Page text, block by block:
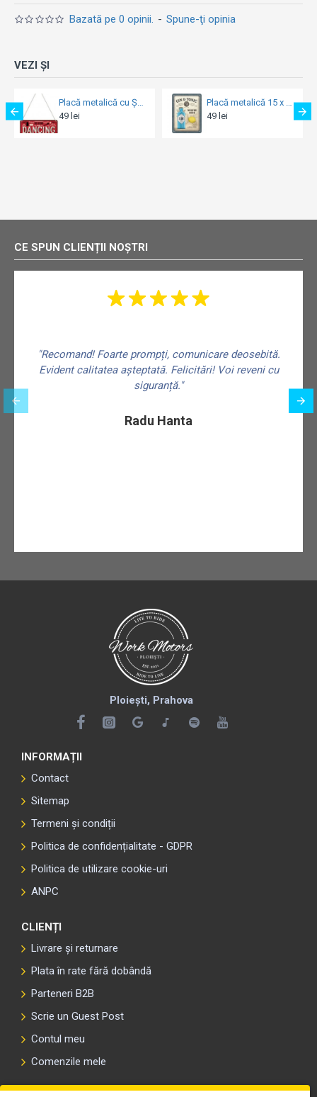
Bazată pe 0 opinii. - Spune-ţi opinia
VEZI ȘI
Placă metalică cu Șnur 10 x 20 - Kellogg'S - This Kitchen Is For Dancing
49 lei
Placă metalică 15 x 20 - Gin n Tonic Served Here - Gin Tonic Servit Aici
49 lei
CE SPUN CLIENȚII NOȘTRI
"Recomand! Foarte prompți, comunicare deosebită.
Evident calitatea așteptată. Felicitări! Voi reveni cu
siguranță."
Radu Hanta
Ploiești, Prahova
INFORMAȚII
Contact
Sitemap
Termeni și condiții
Politica de confidențialitate - GDPR
Politica de utilizare cookie-uri
ANPC
CLIENȚI
Livrare și returnare
Plata în rate fără dobândă
Parteneri B2B
Scrie un Guest Post
Contul meu
Comenzile mele